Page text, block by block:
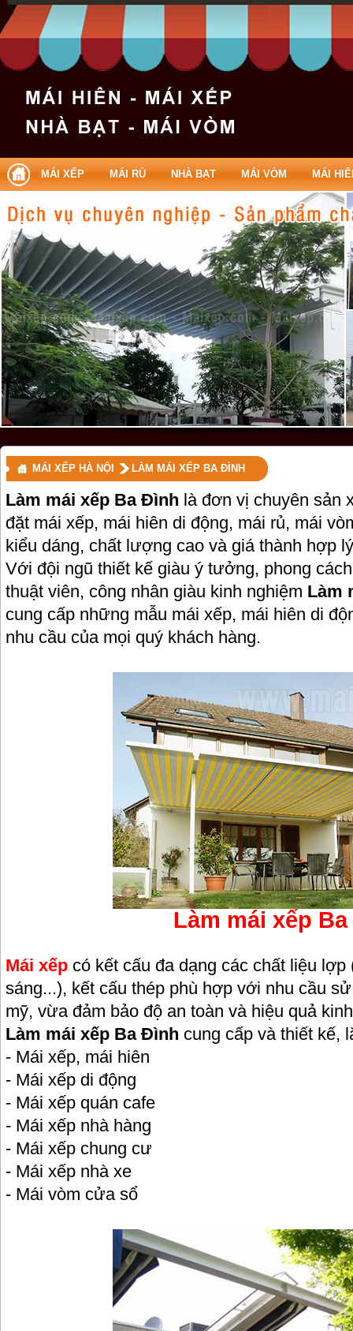
Làm mái xếp Ba Đình | Lam mai xep Ba dinh
MÁI XẾP MÁI RỦ NHÀ BẠT MÁI VÒM MÁI
MÁI XẾP HÀ NỘI LÀM MÁI XẾP BA ĐÌNH
Làm mái xếp Ba Đình là đơn vị chuyên sản
đặt mái xếp, mái hiên di động, mái rủ, mái
kiểu dáng, chất lượng cao và giá thành hợp
Với đội ngũ thiết kế giàu ý tưởng, phong
thuật viên, công nhân giàu kinh nghiệm Làm
cung cấp những mẫu mái xếp, mái hiên di
nhu cầu của mọi quý khách hàng.
Làm mái xếp
Mái xếp có kết cấu đa dạng các chất liệu
sáng...), kết cấu thép phù hợp với nhu cầu
mỹ, vừa đảm bảo độ an toàn và hiệu quả
Làm mái xếp Ba Đình cung cấp và thiết kế,
- Mái xếp, mái hiên
- Mái xếp di động
- Mái xếp quán cafe
- Mái xếp nhà hàng
- Mái xếp chung cư
- Mái xếp nhà xe
- Mái vòm cửa sổ